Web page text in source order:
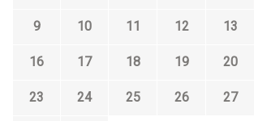
9 10 11 12 13
16 17 18 19 20
23 24 25 26 27